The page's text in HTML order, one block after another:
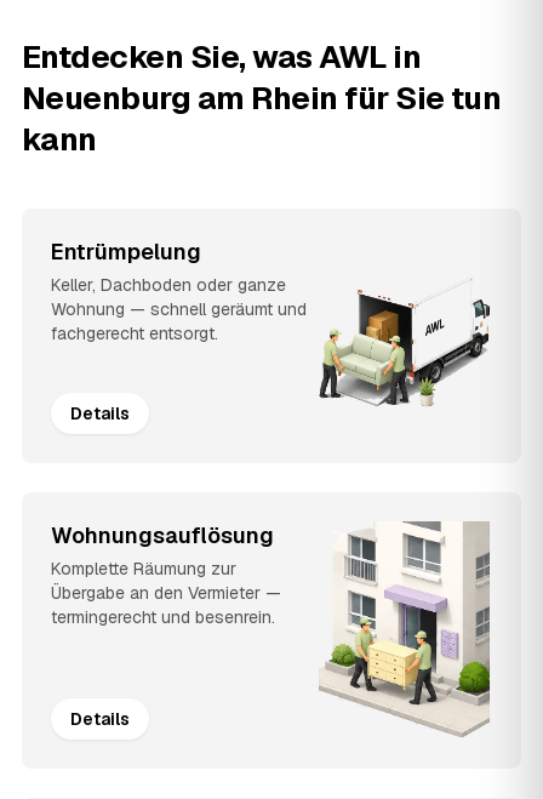
Entdecken Sie, was AWL in
Neuenburg am Rhein für Sie tun
kann
Entrümpelung
Keller, Dachboden oder ganze
Wohnung — schnell geräumt und
fachgerecht entsorgt.
Details
Wohnungsauflösung
Komplette Räumung zur
Übergabe an den Vermieter —
termingerecht und besenrein.
Details